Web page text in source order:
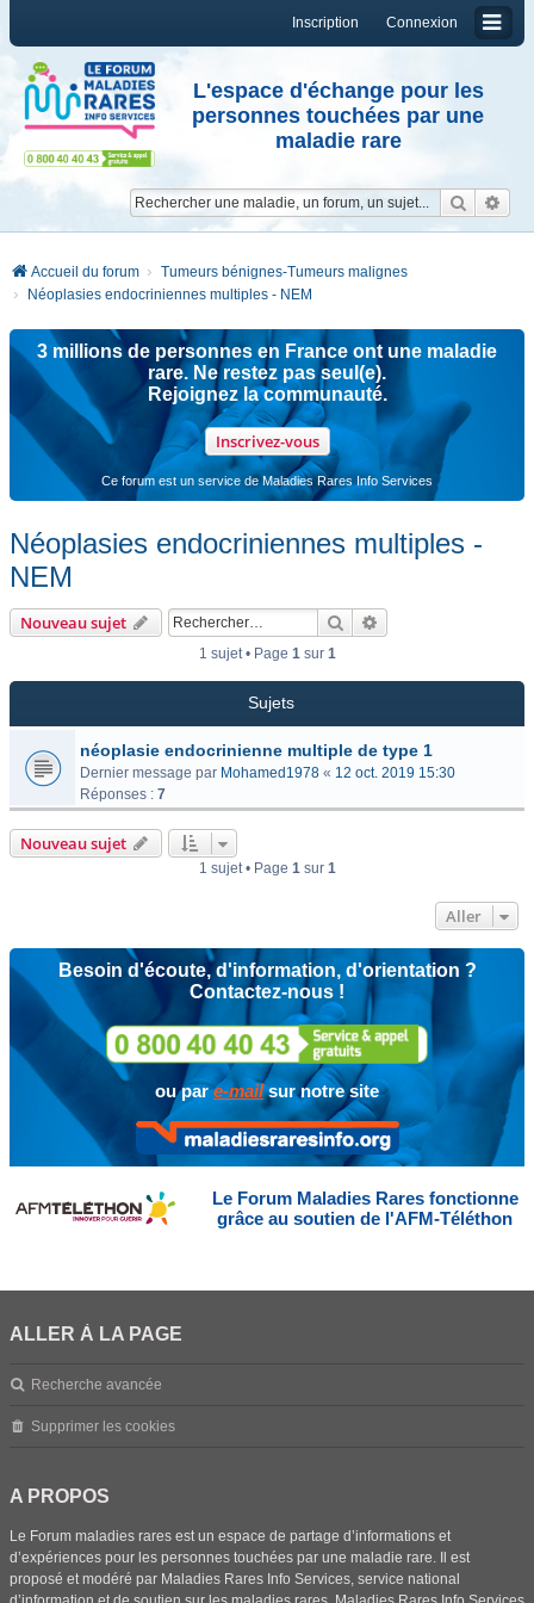
Connexion
Inscription
L'espace d'échange pour les
personnes touchées par une
maladie rare
Accueil du forum
Tumeurs bénignes-Tumeurs malignes
Néoplasies endocriniennes multiples - NEM
3 millions de personnes en France ont une maladie
rare. Ne restez pas seul(e).
Rejoignez la communauté.
Inscrivez-vous
Ce forum est un service de Maladies Rares Info Services
Néoplasies endocriniennes multiples -
NEM
Nouveau sujet Rechercher
1 sujet • Page 1sur 1
Sujets
néoplasie endocrinienne multiple de type 1
Dernier message par Mohamed1978 « 12 oct. 2019 15:30
Réponses : 7
Nouveau sujet
1 sujet • Page 1sur 1
Aller
Besoin d'écoute, d'information, d'orientation ?
Contactez-nous !
ou pare-mailsur notre site
Le Forum Maladies Rares fonctionne
grâce au soutien de l'AFM-Téléthon
ALLER À LA PAGE
Recherche avancée
Supprimer les cookies
A PROPOS
Le Forum maladies rares est un espace de partage d’informations et
d’expériences pour les personnes touchées par une maladie rare. Il est
proposé et modéré par Maladies Rares Info Services, service national